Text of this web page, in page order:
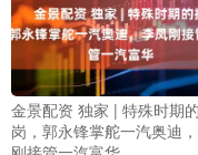
金景配资 独家 | 特殊时期
岗，郭永锋掌舵一汽奥迪